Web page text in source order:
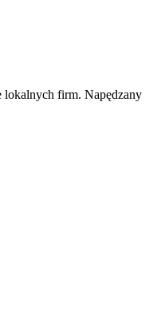
lokalnych firm. Napędzany